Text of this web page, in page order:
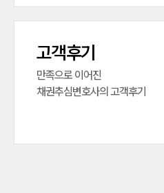
고객후기
만족으로 이어진
채권추심변호사의 고객후기